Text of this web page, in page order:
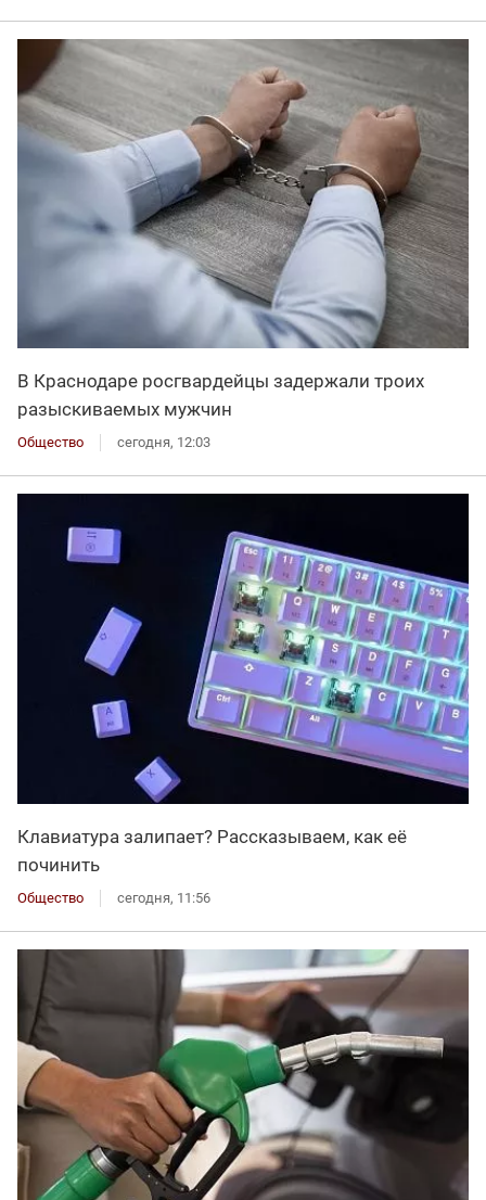
В Краснодаре росгвардейцы задержали троих
разыскиваемых мужчин
Общество сегодня, 12:03
Клавиатура залипает? Рассказываем, как её
починить
Общество сегодня, 11:56